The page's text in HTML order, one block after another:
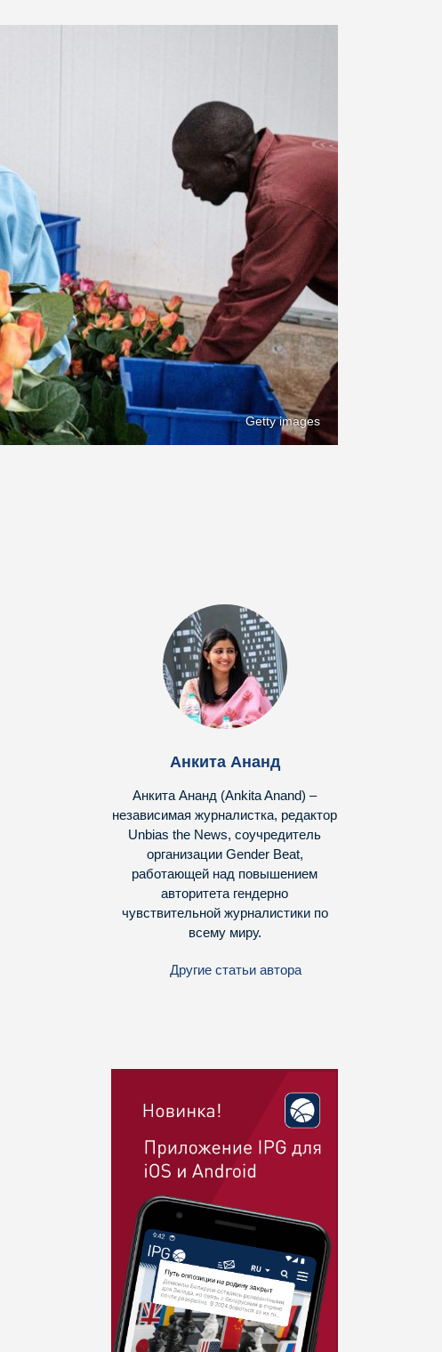
Getty images
Анкита Ананд
Анкита Ананд (Ankita Anand) –
независимая журналистка, редактор
Unbias the News, соучредитель
организации Gender Beat,
работающей над повышением
авторитета гендерно
чувствительной журналистики по
всему миру.
Другие статьи автора